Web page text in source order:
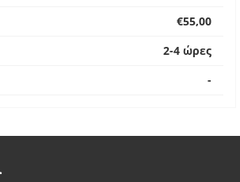
€55,00
2-4 ώρες
-